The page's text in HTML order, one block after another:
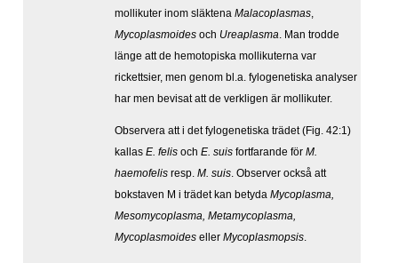
mollikuter inom släktena Malacoplasmas
Mycoplasmoides och Ureaplasma . Man trodde
länge att de hemotopiska mollikuterna var
rickettsier, men genom bl.a. fylogenetiska analyser
har men bevisat att de verkligen är mollikuter.
Observera att i det fylogenetiska trädet (Fig. 42:1)
kallas E. felis och E. suis fortfarande för M.
haemofelis resp. M. suis . Observer också att
bokstaven M i trädet kan betyda Mycoplasma,
Mesomycoplasma, Metamycoplasma,
Mycoplasmoides eller Mycoplasmopsis